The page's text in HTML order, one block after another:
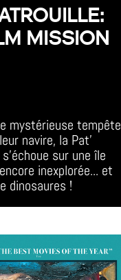
MISSION
mystérieuse tempête
navire, la Pat'
sur une île
inexplorée... et
dinosaures !